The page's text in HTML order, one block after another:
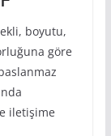
boyutu,
göre
iletişime